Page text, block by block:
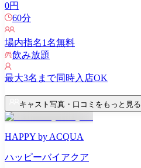
0円
60分
場内指名1名無料
飲み放題
最大3名まで同時入店OK
キャスト写真・口コミをもっと見る
HAPPY by ACQUA
ハッピーバイアクア